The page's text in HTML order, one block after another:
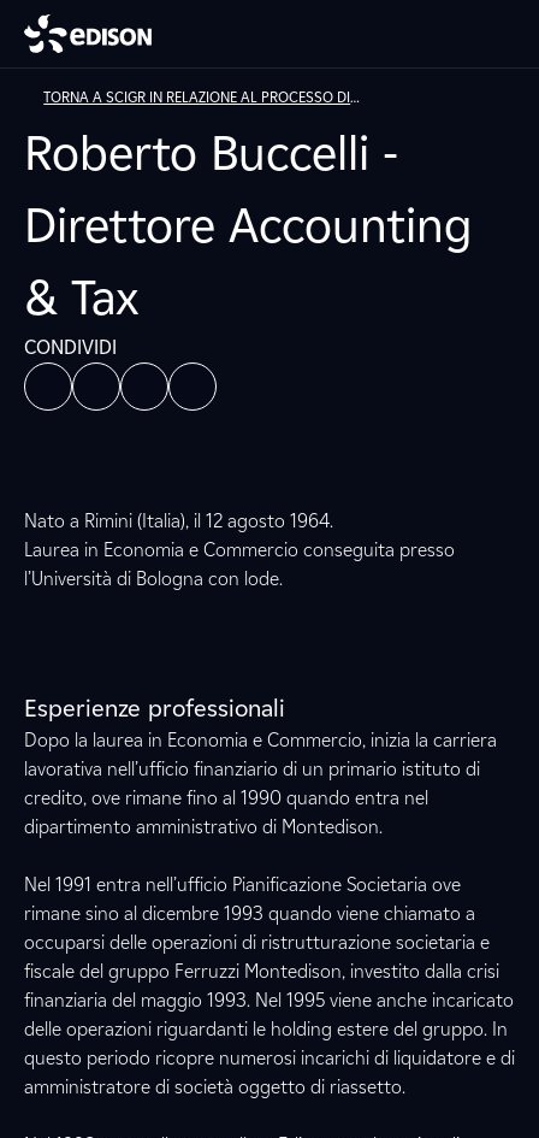
TORNA A SCIGR IN RELAZIONE AL PROCESSO DI
Roberto Buccelli -
Direttore Accounting
& Tax
CONDIVIDI
Nato a Rimini (Italia), il 12 agosto 1964.
Laurea in Economia e Commercio conseguita presso
l’Università di Bologna con lode.
Esperienze professionali
Dopo la laurea in Economia e Commercio, inizia la carriera
lavorativa nell’ufficio finanziario di un primario istituto di
credito, ove rimane fino al 1990 quando entra nel
dipartimento amministrativo di Montedison.
Nel 1991 entra nell’ufficio Pianificazione Societaria ove
rimane sino al dicembre 1993 quando viene chiamato a
occuparsi delle operazioni di ristrutturazione societaria e
fiscale del gruppo Ferruzzi Montedison, investito dalla crisi
finanziaria del maggio 1993. Nel 1995 viene anche incaricato
delle operazioni riguardanti le holding estere del gruppo. In
questo periodo ricopre numerosi incarichi di liquidatore e di
amministratore di società oggetto di riassetto.